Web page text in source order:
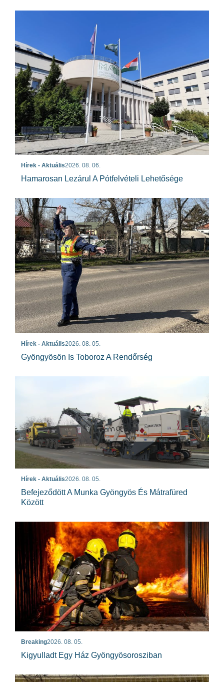
Hírek - Aktuális2026. 08. 06.
Hamarosan Lezárul A Pótfelvételi Lehetősége
Hírek - Aktuális2026. 08. 05.
Gyöngyösön Is Toboroz A Rendőrség
Hírek - Aktuális2026. 08. 05.
Befejeződött A Munka Gyöngyös És Mátrafüred
Között
Breaking2026. 08. 05.
Kigyulladt Egy Ház Gyöngyösorosziban